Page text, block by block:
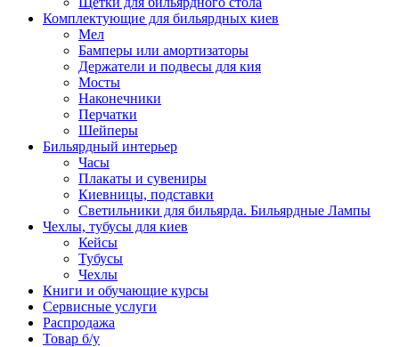
Комплектующие для бильярдных киев
Мел
Бамперы или амортизаторы
Держатели и подвесы для кия
Мосты
Наконечники
Перчатки
Шейперы
Бильярдный интерьер
Часы
Плакаты и сувениры
Киевницы, подставки
Светильники для бильярда. Бильярдные Лампы
Чехлы, тубусы для киев
Кейсы
Тубусы
Чехлы
Книги и обучающие курсы
Сервисные услуги
Распродажа
Товар б/у